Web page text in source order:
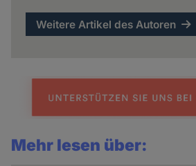
Weitere Artikel des Autoren
Mehr lesen über: